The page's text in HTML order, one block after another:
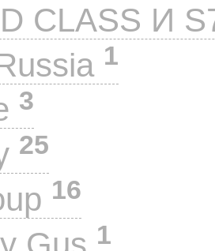
CLASS И
1
3
25
16
1